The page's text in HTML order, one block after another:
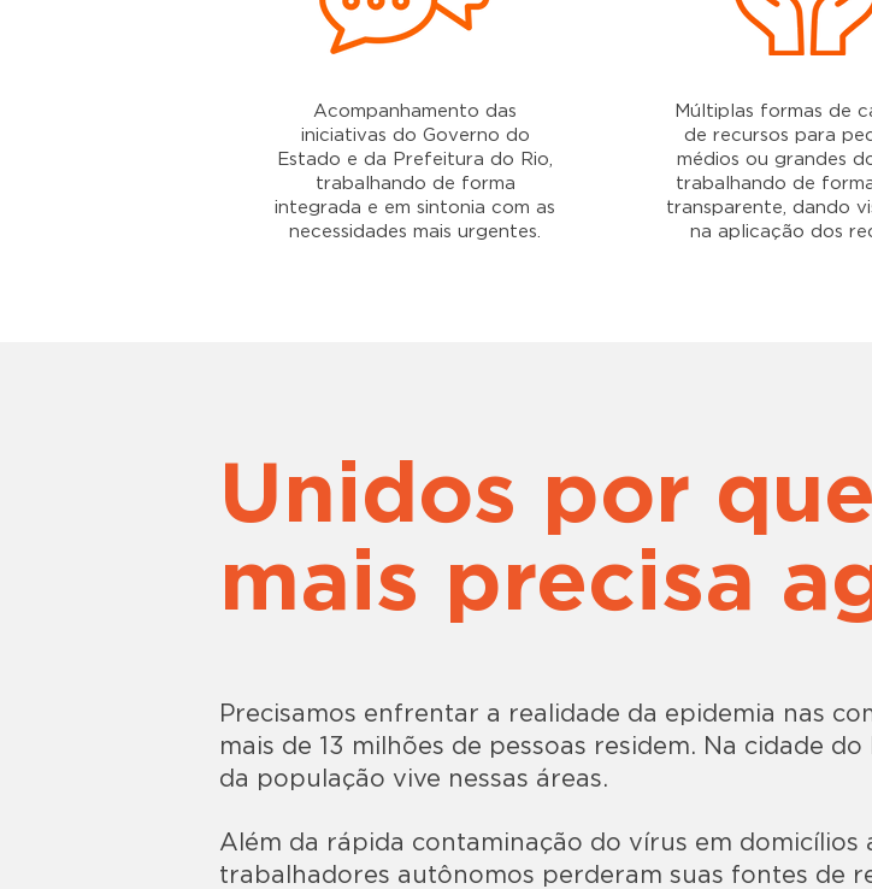
Acompanhamento das
iniciativas do Governo do
Estado e da Prefeitura do Rio,
trabalhando de forma
integrada e em sintonia com as
necessidades mais urgentes.
Múltiplas formas de
de recursos para
médios ou grandes
trabalhando de
transparente, dando
na aplicação dos
Unidos por
mais precisa
Precisamos enfrentar a realidade da epidemia nas
mais de 13 milhões de pessoas residem. Na cidade
da população vive nessas áreas.
Além da rápida contaminação do vírus em domicílios
trabalhadores autônomos perderam suas fontes de